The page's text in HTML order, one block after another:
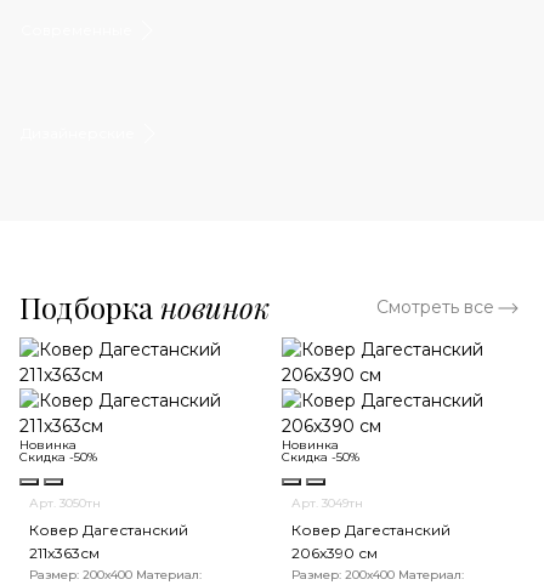
Подборка новинок Смотреть все
Новинка
Скидка -50%
Арт. 3050тн
Ковер Дагестанский
211x363см
Размер: 200х400 Материал:
Новинка
Скидка -50%
Арт. 3049тн
Ковер Дагестанский
206x390 см
Размер: 200х400 Материал: